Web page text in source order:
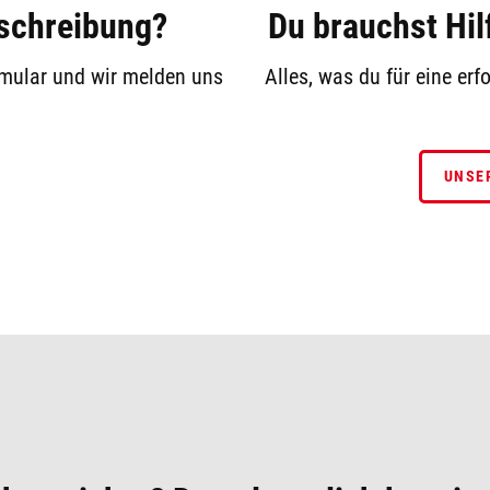
und wir melden uns
Du brauchst
Alles, was du für eine